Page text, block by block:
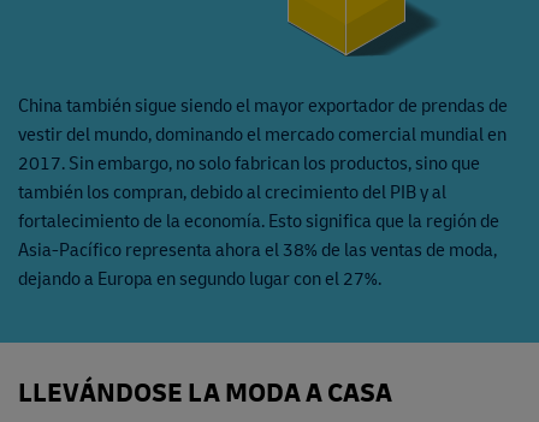
China también sigue siendo el mayor exportador de prendas de
vestir del mundo, dominando el mercado comercial mundial en
2017. Sin embargo, no solo fabrican los productos, sino que
también los compran, debido al crecimiento del PIB y al
fortalecimiento de la economía. Esto significa que la región de
Asia-Pacífico representa ahora el 38% de las ventas de moda,
dejando a Europa en segundo lugar con el 27%.
LLEVÁNDOSE LA MODA A CASA